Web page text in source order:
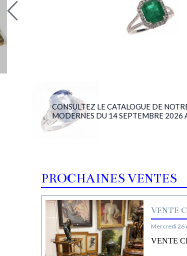
CONSULTEZ LE CATALOGUE DE
MODERNES DU 14 SEPTEMBRE 2026 A
PROCHAINES VENTES
VENTE
Mercredi 26
VENTE